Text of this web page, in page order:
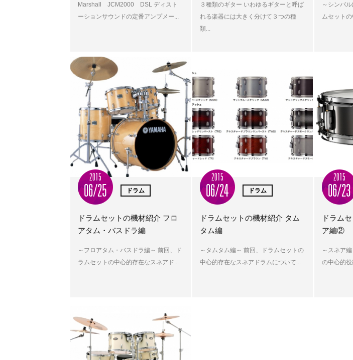
Marshall JCM2000 DSL ディスト
ーションサウンドの定番アンプメー...
３種類のギター いわゆるギターと呼ば
れる楽器には大きく分けて３つの種
類...
～シンバ
ムセット
2015
06/25 ドラム
ドラムセットの機材紹介 フロ
アタム・バスドラ編
～フロアタム・バスドラ編～ 前回、ド
ラムセットの中心的存在なスネアド...
2015
06/24 ドラム
ドラムセットの機材紹介 タム
タム編
～タムタム編～ 前回、ドラムセットの
中心的存在なスネアドラムについて...
2015
06/23
ドラム
ア編②
～スネア
の中心的